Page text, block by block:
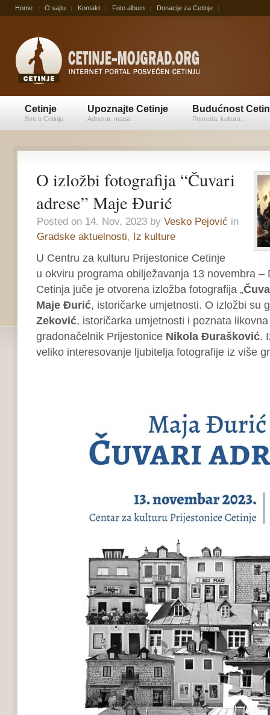
Home O sajtu Kontakt Foto album Donacije za Cetinje
Cetinje
Sve o Cetinju
Upoznajte Cetinje
Adresar, mapa...
Budućnost
Privreda, kultura...
O izložbi fotografija “Čuvari
adrese” Maje Đurić
Posted on 14. Nov, 2023 by Vesko Pejović in
Gradske aktuelnosti, Iz kulture
U Centru za kulturu Prijestonice Cetinje
u okviru programa obilježavanja 13 novembra –
Cetinja juče je otvorena izložba fotografija „
Maje Đurić, istoričarke umjetnosti. O izložbi su
Zeković, istoričarka umjetnosti i poznata
gradonačelnik Prijestonice Nikola Đurašković.
veliko interesovanje ljubitelja fotografije iz više